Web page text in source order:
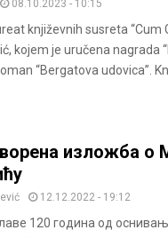
08.10.2023 - 10:15
književnih susreta “Cum
kojem je uručena nagrada
“Bergatova udovica”.
изложба о
12.12.2022 - 19:12
120 година од